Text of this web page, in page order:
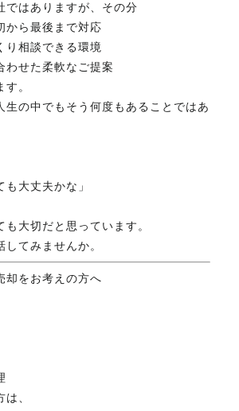
ではありますが、その分
から最後まで対応
り相談できる環境
わせた柔軟なご提案
。
生の中でもそう何度もあることではあ
も大丈夫かな」
も大切だと思っています。
してみませんか。
却をお考えの方へ
、